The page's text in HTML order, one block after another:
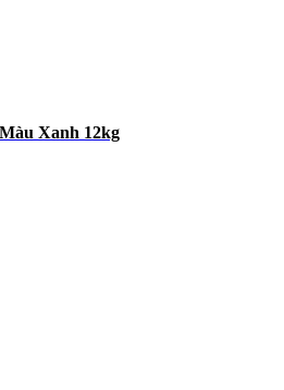
Gas Saigon Petro – Màu Xanh 12kg